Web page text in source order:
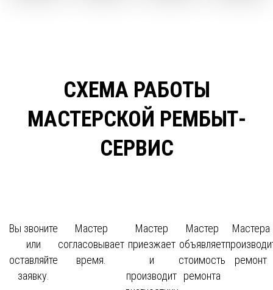
СХЕМА РАБОТЫ
МАСТЕРСКОЙ РЕМБЫТ-
СЕРВИС
Вы звоните
или
оставляйте
заявку.
Мастер
согласовывает
время.
Мастер
приезжает
и
производит
Мастер
объявляет
стоимость
ремонта
Мастера
ремонт